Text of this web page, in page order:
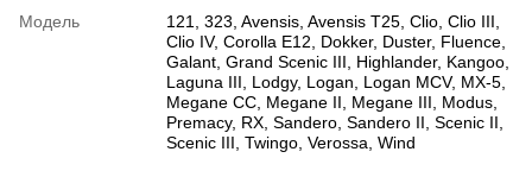
Модель
121 323 Avensis Avensis T25 Clio Clio III
Clio IV, Corolla E12 Dokker, Duster, Fluence
Galant Grand Scenic III Highlander, Kangoo
Laguna III
Lodgy, Logan Logan MCV, MX-5
Megane CC Megane II Megane III Modus
Premacy, RX Sandero Sandero II Scenic II
Scenic III Twingo Verossa Wind